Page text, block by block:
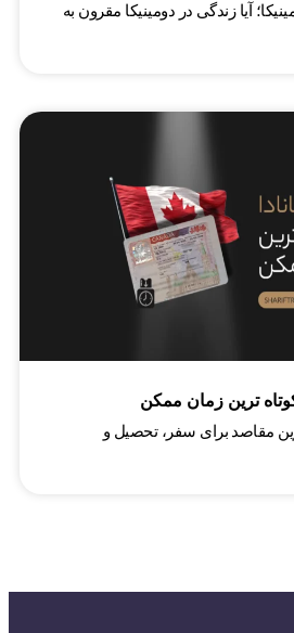
آیا زندگی در دومینیکا مقرون به
کوتاه‌ ترین زمان ممکن
مقاصد برای سفر، تحصیل و